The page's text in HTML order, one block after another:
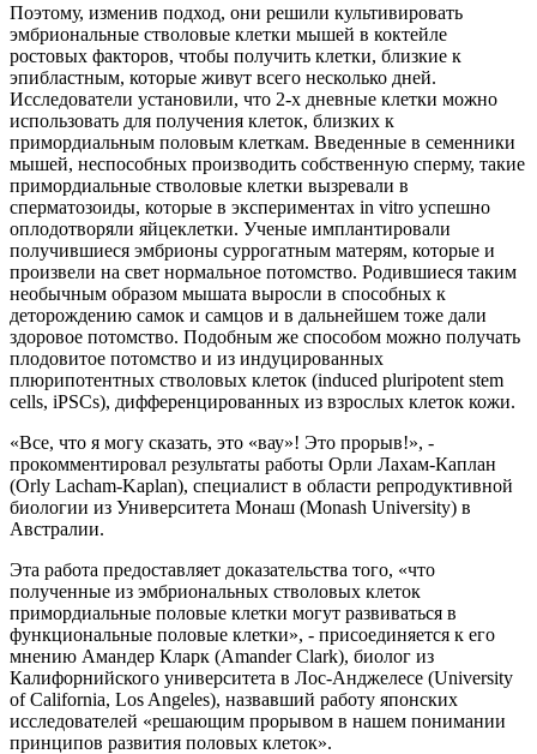
Поэтому, изменив подход, они решили культивировать
эмбриональные стволовые клетки мышей в коктейле
ростовых факторов, чтобы получить клетки, близкие к
эпибластным, которые живут всего несколько дней.
Исследователи установили, что 2-х дневные клетки можно
использовать для получения клеток, близких к
примордиальным половым клеткам. Введенные в семенники
мышей, неспособных производить собственную сперму, такие
примордиальные стволовые клетки вызревали в
сперматозоиды, которые в экспериментах in vitro успешно
оплодотворяли яйцеклетки. Ученые имплантировали
получившиеся эмбрионы суррогатным матерям, которые и
произвели на свет нормальное потомство. Родившиеся таким
необычным образом мышата выросли в способных к
деторождению самок и самцов и в дальнейшем тоже дали
здоровое потомство. Подобным же способом можно получать
плодовитое потомство и из индуцированных
плюрипотентных стволовых клеток (induced pluripotent stem
cells, iPSCs), дифференцированных из взрослых клеток кожи.
«Все, что я могу сказать, это «вау»! Это прорыв!», -
прокомментировал результаты работы Орли Лахам-Каплан
(Orly Lacham-Kaplan), специалист в области репродуктивной
биологии из Университета Монаш (Monash University) в
Австралии.
Эта работа предоставляет доказательства того, «что
полученные из эмбриональных стволовых клеток
примордиальные половые клетки могут развиваться в
функциональные половые клетки», - присоединяется к его
мнению Амандер Кларк (Amander Clark), биолог из
Калифорнийского университета в Лос-Анджелесе (University
of California, Los Angeles), назвавший работу японских
исследователей «решающим прорывом в нашем понимании
принципов развития половых клеток».